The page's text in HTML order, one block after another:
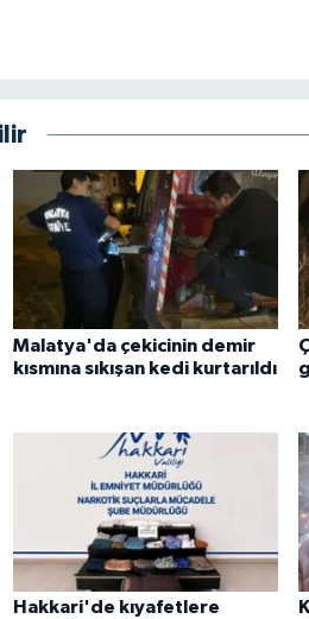
Malatya'da çekicinin demir
kısmına sıkışan kedi kurtarıldı
Hakkari'de kıyafetlere